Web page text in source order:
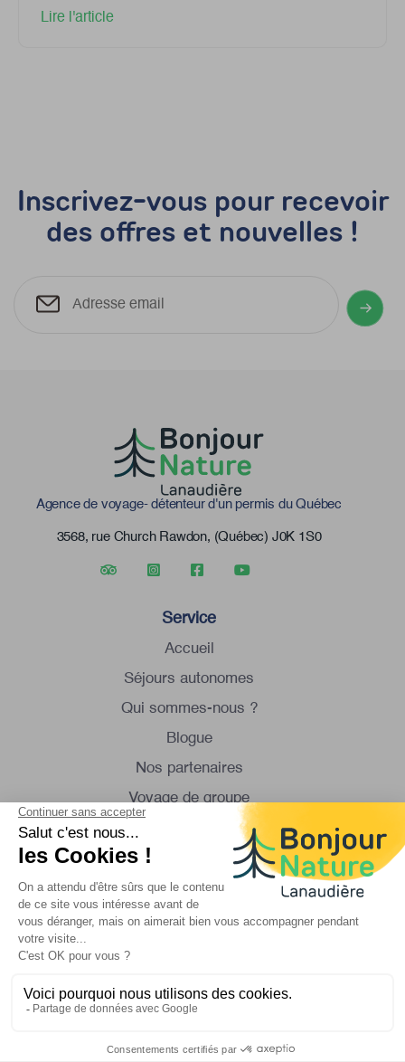
Lire l'article
Inscrivez-vous pour recevoir
des offres et nouvelles !
Agence de voyage- détenteur d'un permis du Québec
3568, rue Church Rawdon, (Québec) J0K 1S0
Service
Accueil
Séjours autonomes
Qui sommes-nous ?
Blogue
Nos partenaires
Voyage de groupe
Excursions en minibus
Contactez-nous
1 450 834-8088
info@bonjournature.ca